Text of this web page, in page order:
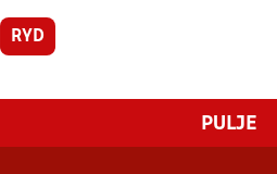
RYD
PULJE